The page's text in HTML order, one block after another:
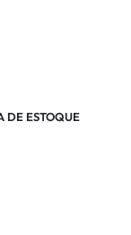
DE ESTOQUE